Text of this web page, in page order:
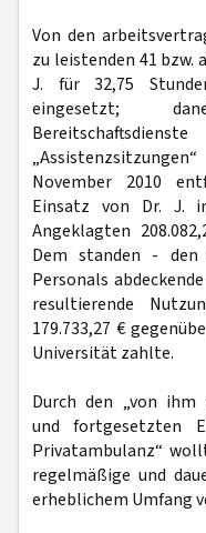
Von den
zu leistenden 41 bzw.
J. für 32,75
eingesetzt;
November 2010
Einsatz von Dr. J.
Angeklagten
Dem standen - den
Personals
resultierende
179.733,27 €
Universität zahlte.
Durch den „von ihm
und fortgesetzten
Privatambulanz“
regelmäßige und
erheblichem Umfang